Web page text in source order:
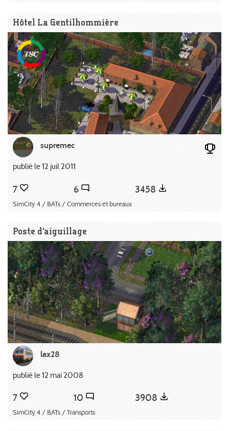
Hôtel La Gentilhommière
supremec
publié le 12 juil 2011
7 6 3458
SimCity 4 / BATs / Commerces et bureaux
Poste d'aiguillage
lax28
publié le 12 mai 2008
7 10 3908
SimCity 4 / BATs / Transports